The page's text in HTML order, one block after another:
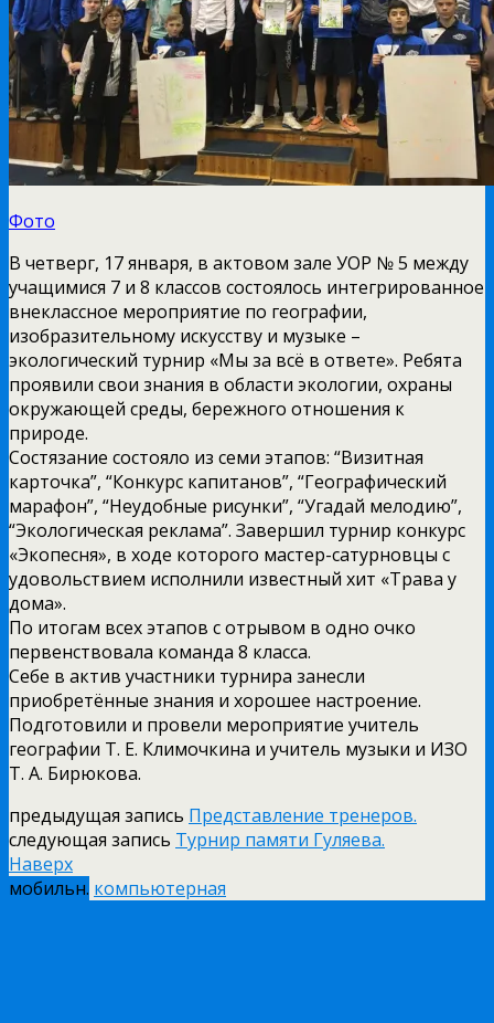
Фото
В четверг, 17 января, в актовом зале УОР № 5 между
учащимися 7 и 8 классов состоялось интегрированное
внеклассное мероприятие по географии,
изобразительному искусству и музыке –
экологический турнир «Мы за всё в ответе». Ребята
проявили свои знания в области экологии, охраны
окружающей среды, бережного отношения к
природе.
Состязание состояло из семи этапов: “Визитная
карточка”, “Конкурс капитанов”, “Географический
марафон”, “Неудобные рисунки”, “Угадай мелодию”,
“Экологическая реклама”. Завершил турнир конкурс
«Экопесня», в ходе которого мастер-сатурновцы с
удовольствием исполнили известный хит «Трава у
дома».
По итогам всех этапов с отрывом в одно очко
первенствовала команда 8 класса.
Себе в актив участники турнира занесли
приобретённые знания и хорошее настроение.
Подготовили и провели мероприятие учитель
географии Т. Е. Климочкина и учитель музыки и ИЗО
Т. А. Бирюкова.
предыдущая запись Представление тренеров.
следующая запись Турнир памяти Гуляева.
Наверх
мобильн. компьютерная